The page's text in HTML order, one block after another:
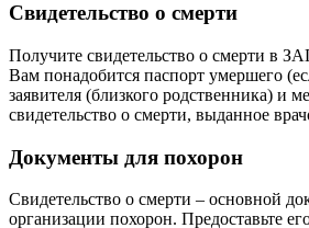
Свидетельство о смерти
Получите свидетельство о смерти в
Вам понадобится паспорт умершего
заявителя (близкого родственника) и
свидетельство о смерти, выданное
Документы для похорон
Свидетельство о смерти – основной
организации похорон. Предоставьте